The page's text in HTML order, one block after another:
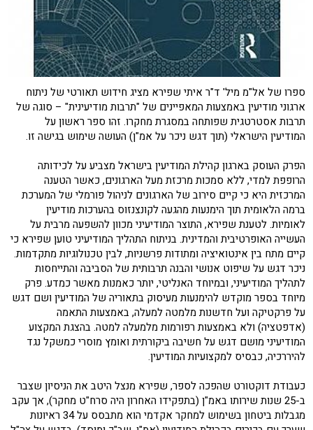
ספרו של אל"מ מיל' ד"ר איתי שפירא מציג חידוש תאורטי של ניתוח
ארגוני מודיעין באמצעות המאפיינים של "תרבות מודיעינית" – סוגה של
תרבות אסטרטגית שפותחה במסגרת מחקרו. זהו ספר ראשון על
המודיעין הישראלי (תוך דגש ניכר על אמ"ן) העושה שימוש בגישה זו.
הפרק העוסק בארגון קהילת המודיעין בישראל מצביע על לכידותה
הרופפת למדי, ללא סמכות מרכזת מעל הארגונים, כאשר הטענה
המרכזית היא כי קיים סירוב של הארגונים לניהול פורמלי של המערכת
ברמה הלאומית תוך הימנעות מהגעה לקונצנזוס בהערכות מודיעין
לאומיות. לטענת שפירא, התוצר המודיעיני מכוון להשפעה מרבית על
העשייה האופרטיבית והמדינית. בניתוח התהליך המודיעיני טוען שפירא כי
קיים מתח בין אינטואיציה ומתודות פרשניות, לבין טכנולוגיות מתקדמות.
ניכר דגש על שיפוט אנושי והבנה תרבותית של הסביבה והתייחסות
לתהליך המודיעיני, ובמיוחד האנליטי, יותר כאמנות מאשר כמדע. פרק
מיוחד בספר מוקדש להימנעות מעיסוק בתאוריה של המודיעין ושם דגש
על פרקטיקה ועל חדשנות מלמטה למעלה, באמצעות התאמה
(אדפטציה) ולא באמצעות רפורמות מלמעלה למטה. בהצגת המקצוע
המודיעיני מושם דגש על חשיבה ביקורתית ואומץ מוסרי כמשקל נגד
להיררכיה, כבסיס למקצועיות המודיעין.
כעבודת דוקטורט שהפכה לספר, שפירא מנצל היטב את הניסיון שצבר
ב-25 שנות שירותו באמ"ן (בתפקידו האחרון היה סרח"ט מחקר), אך עקב
מגבלות ביטחון בשימוש למחקר אקדמי הוא מתבסס על 34 ראיונות